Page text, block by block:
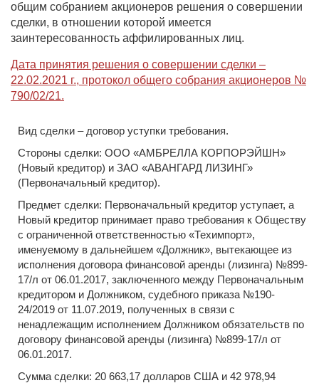
общим собранием акционеров решения о совершении
сделки, в отношении которой имеется
заинтересованность аффилированных лиц.
Дата принятия решения о совершении сделки –
22.02.2021 г., протокол общего собрания акционеров №
790/02/21.
Вид сделки – договор уступки требования.
Стороны сделки: ООО «АМБРЕЛЛА КОРПОРЭЙШН»
(Новый кредитор) и ЗАО «АВАНГАРД ЛИЗИНГ»
(Первоначальный кредитор).
Предмет сделки: Первоначальный кредитор уступает, а
Новый кредитор принимает право требования к Обществу
с ограниченной ответственностью «Техимпорт»,
именуемому в дальнейшем «Должник», вытекающее из
исполнения договора финансовой аренды (лизинга) №899-
17/л от 06.01.2017, заключенного между Первоначальным
кредитором и Должником, судебного приказа №190-
24/2019 от 11.07.2019, полученных в связи с
ненадлежащим исполнением Должником обязательств по
договору финансовой аренды (лизинга) №899-17/л от
06.01.2017.
Сумма сделки: 20 663,17 долларов США и 42 978,94